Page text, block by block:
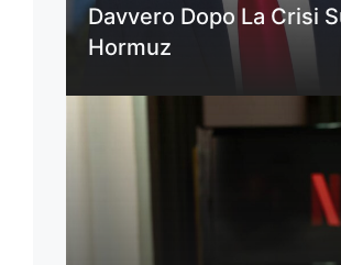
Davvero Dopo La Crisi
Hormuz